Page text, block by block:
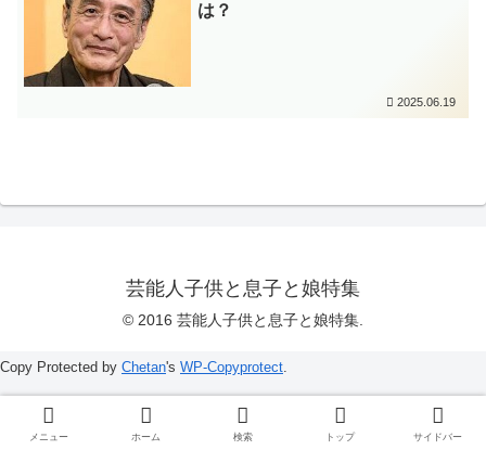
は？
2025.06.19
芸能人子供と息子と娘特集
© 2016 芸能人子供と息子と娘特集.
メニュー ホーム 検索 トップ サイドバー
Copy Protected by Chetan's WP-Copyprotect